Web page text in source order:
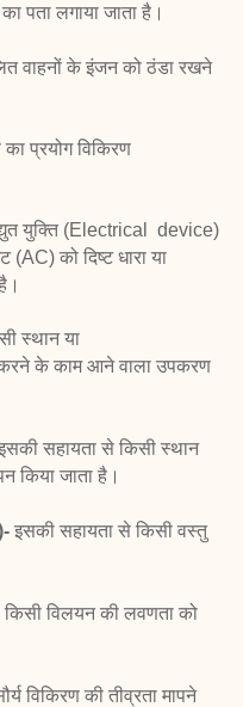
पता लगाया जाता है।
वाहनों के इंजन को ठंडा रखने
प्रयोगविकिरण
युक्ति (Electrical
device)
(AC) को दिष्टधारा या
स्थान या
के काम आने वाला उपकरण
इसकी सहायता से किसी स्थान
किया जाता है।
इसकी सहायता से किसी वस्तु
किसी विलयन की लवणता को
विकिरण की तीव्रता मापने